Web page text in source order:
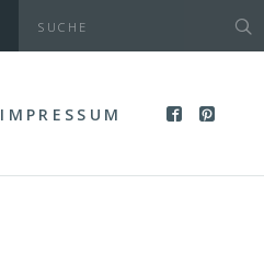
IMPRESSUM